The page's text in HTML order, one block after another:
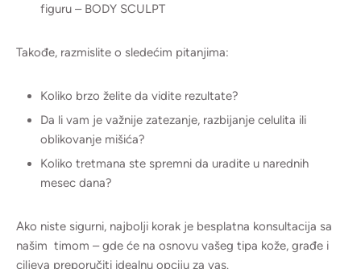
figuru – BODY SCULPT
Takođe, razmislite o sledećim pitanjima:
Koliko brzo želite da vidite rezultate?
Da li vam je važnije zatezanje, razbijanje celulita ili
oblikovanje mišića?
Koliko tretmana ste spremni da uradite u narednih
mesec dana?
Ako niste sigurni, najbolji korak je besplatna konsultacija sa
našim timom – gde će na osnovu vašeg tipa kože, građe i
ciljeva preporučiti idealnu opciju za vas.